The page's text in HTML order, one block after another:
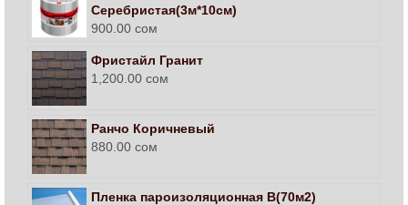
Серебристая(3м*10см)
900.00 сом
Фристайл Гранит
1,200.00 сом
Ранчо Коричневый
880.00 сом
Пленка пароизоляционная В(70м2)